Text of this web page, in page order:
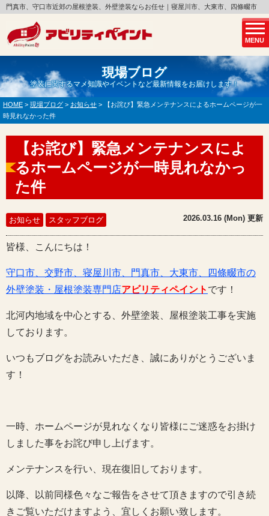
MENU
門真市、守口市近郊の屋根塗装、外壁塗装ならお任せ｜寝屋川市、大東市、四條畷市
現場ブログ
塗装に関するマメ知識やイベントなど最新情報をお届けします！
HOME > 現場ブログ > お知らせ >
【お詫び】緊急メンテナンスによるホームページが一
時見れなかった件
【お詫び】緊急メンテナンスによ
るホームページが一時見れなかっ
た件
お知らせ スタッフブログ 2026.03.16 (Mon) 更新
皆様、こんにちは！
守口市、交野市、寝屋川市、門真市、大東市、四條畷市の
外壁塗装・屋根塗装専門店アビリティペイント です！
北河内地域を中心とする、外壁塗装、屋根塗装工事を実施
しております。
いつもブログをお読みいただき、誠にありがとうございま
す！
一時、ホームページが見れなくなり皆様にご迷惑をお掛け
しました事をお詫び申し上げます。
メンテナンスを行い、現在復旧しております。
以降、以前同様色々なご報告をさせて頂きますので引き続
きご覧いただけますよう、宜しくお願い致します。